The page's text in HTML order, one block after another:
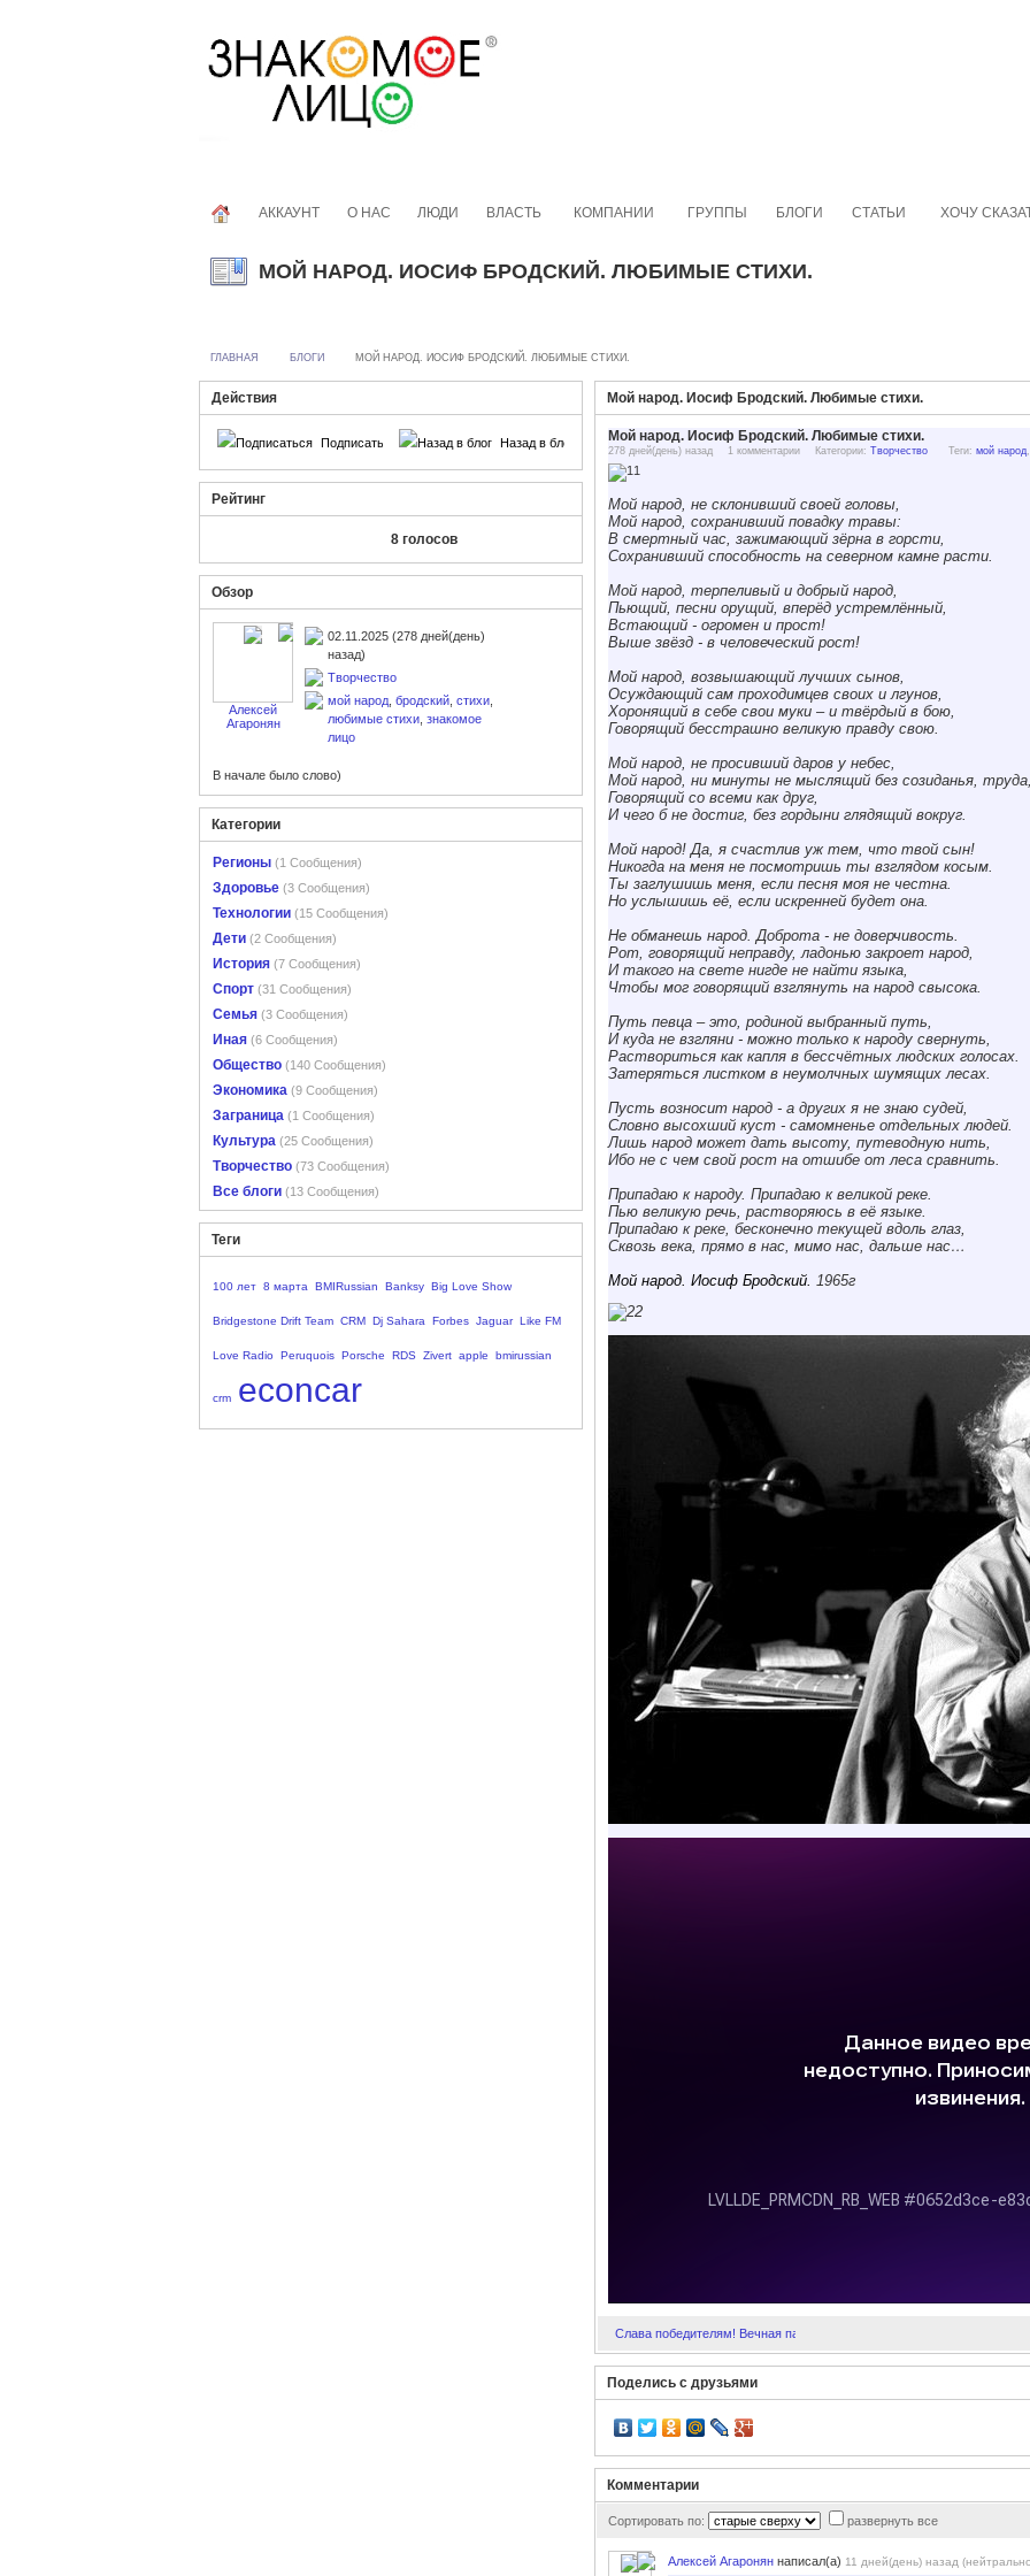
АККАУНТ О НАС ЛЮДИ ВЛАСТЬ КОМПАНИИ ГРУППЫ БЛОГИ СТАТЬИ ХОЧУ
МОЙ НАРОД. ИОСИФ БРОДСКИЙ. ЛЮБИМЫЕ СТИХИ.
ГЛАВНАЯ БЛОГИ МОЙ НАРОД. ИОСИФ БРОДСКИЙ. ЛЮБИМЫЕ СТИХИ.
Действия
Подписаться Назад в блог
Рейтинг
8 голосов
Обзор
Алексей
Агаронян
02.11.2025 (278 дней(день)
назад)
Творчество
мой народ бродский стихи
любимые стихи знакомое
лицо
В начале было слово)
Категории
Регионы (1 Сообщения)
Здоровье (3 Сообщения)
Технологии (15 Сообщения)
Дети (2 Сообщения)
История (7 Сообщения)
Спорт (31 Сообщения)
Cемья (3 Сообщения)
Иная (6 Сообщения)
Общество (140 Сообщения)
Экономика (9 Сообщения)
Заграница (1 Сообщения)
Культура (25 Сообщения)
Творчество (73 Сообщения)
Все блоги (13 Сообщения)
Теги
100 лет 8 марта BMIRussian Banksy Big Love Show
Bridgestone Drift Team CRM Dj Sahara Forbes Jaguar Like FM
Love Radio Peruquois Porsche RDS Zivert apple bmirussian
crm econcar
Мой народ. Иосиф Бродский. Любимые стихи.
Мой народ. Иосиф Бродский. Любимые стихи.
278 дней(день) назад 1 комментарии Категории: Творчество Теги: мой народ
Мой народ, не склонивший своей головы,
Мой народ, сохранивший повадку травы:
В смертный час, зажимающий зёрна в горсти,
Сохранивший способность на северном камне расти.
Мой народ, терпеливый и добрый народ,
Пьющий, песни орущий, вперёд устремлённый,
Встающий - огромен и прост!
Выше звёзд - в человеческий рост!
Мой народ, возвышающий лучших сынов,
Осуждающий сам проходимцев своих и лгунов,
Хоронящий в себе свои муки – и твёрдый в бою,
Говорящий бесстрашно великую правду свою.
Мой народ, не просивший даров у небес,
Мой народ, ни минуты не мыслящий без созиданья,
Говорящий со всеми как друг,
И чего б не достиг, без гордыни глядящий вокруг.
Мой народ! Да, я счастлив уж тем, что твой сын!
Никогда на меня не посмотришь ты взглядом косым.
Ты заглушишь меня, если песня моя не честна.
Но услышишь её, если искренней будет она.
Не обманешь народ. Доброта - не доверчивость.
Рот, говорящий неправду, ладонью закроет народ,
И такого на свете нигде не найти языка,
Чтобы мог говорящий взглянуть на народ свысока.
Путь певца – это, родиной выбранный путь,
И куда не взгляни - можно только к народу свернуть,
Раствориться как капля в бессчётных людских голосах.
Затеряться листком в неумолчных шумящих лесах.
Пусть возносит народ - а других я не знаю судей,
Словно высохший куст - самомненье отдельных людей.
Лишь народ может дать высоту, путеводную нить,
Ибо не с чем свой рост на отшибе от леса сравнить.
Припадаю к народу. Припадаю к великой реке.
Пью великую речь, растворяюсь в её языке.
Припадаю к реке, бесконечно текущей вдоль глаз,
Сквозь века, прямо в нас, мимо нас, дальше нас…
Мой народ. Иосиф Бродский. 1965г
Слава победителям! Вечная память павшим! С Днём Великой
Поделись с друзьями
Комментарии
Сортировать по: развернуть все
Алексей Агаронян написал(а) 11 дней(день) назад